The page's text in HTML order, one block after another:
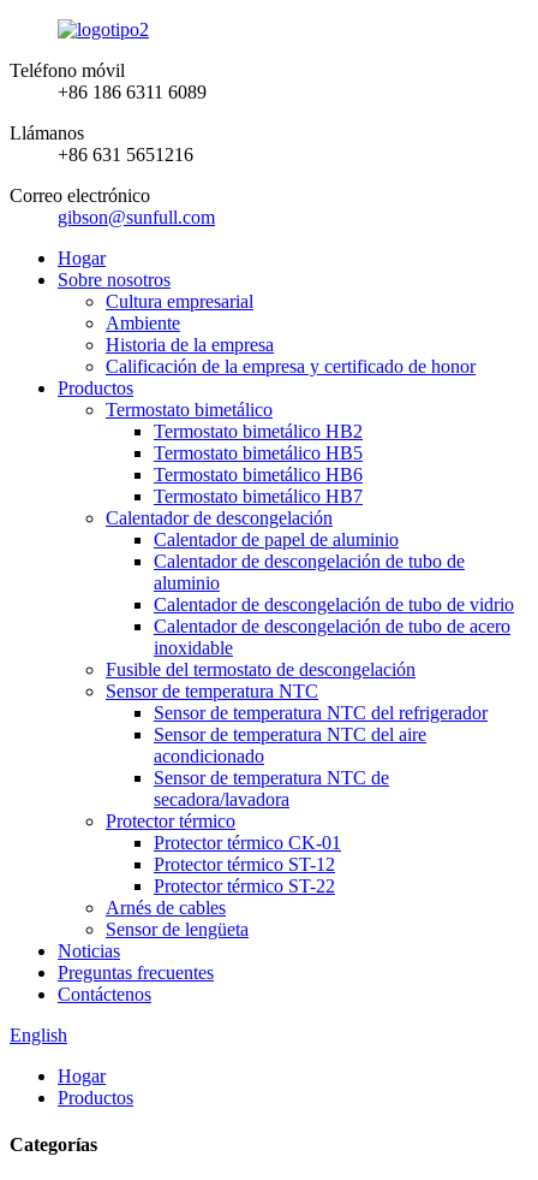
Teléfono móvil
+86 186 6311 6089
Llámanos
+86 631 5651216
Correo electrónico
gibson@sunfull.com
Hogar
Sobre nosotros
Cultura empresarial
Ambiente
Historia de la empresa
Calificación de la empresa y certificado de honor
Productos
Termostato bimetálico
Termostato bimetálico HB2
Termostato bimetálico HB5
Termostato bimetálico HB6
Termostato bimetálico HB7
Calentador de descongelación
Calentador de papel de aluminio
Calentador de descongelación de tubo de
aluminio
Calentador de descongelación de tubo de vidrio
Calentador de descongelación de tubo de acero
inoxidable
Fusible del termostato de descongelación
Sensor de temperatura NTC
Sensor de temperatura NTC del refrigerador
Sensor de temperatura NTC del aire
acondicionado
Sensor de temperatura NTC de
secadora/lavadora
Protector térmico
Protector térmico CK-01
Protector térmico ST-12
Protector térmico ST-22
Arnés de cables
Sensor de lengüeta
Noticias
Preguntas frecuentes
Contáctenos
English
Hogar
Productos
Categorías